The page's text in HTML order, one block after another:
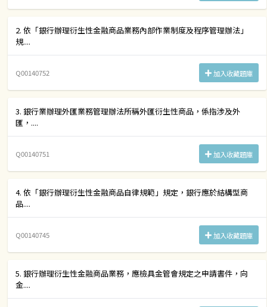
2. 依「銀行辦理衍生性金融商品業務內部作業制度及程序管理辦法」
規....
Q00140752 加入收藏題庫
3. 銀行業辦理外匯業務管理辦法所稱外匯衍生性商品，係指涉及外
匯，....
Q00140751 加入收藏題庫
4. 依「銀行辦理衍生性金融商品自律規範」規定，銀行應於結構型商
品....
Q00140745 加入收藏題庫
5. 銀行辦理衍生性金融商品業務，應檢具金管會規定之申請書件，向
金....